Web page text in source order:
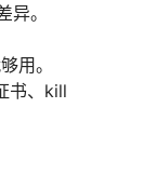
。
用。
书、kill